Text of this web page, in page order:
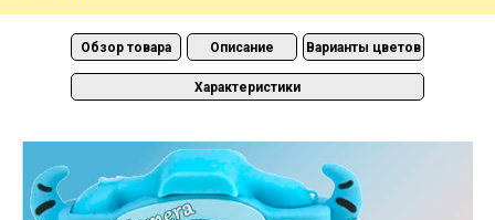
Описание
Характеристики
Видео
Варианты цветов
Обзор товара